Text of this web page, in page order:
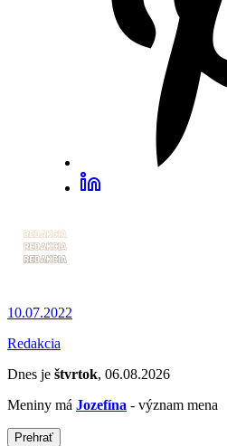
10.07.2022
Redakcia
Dnes je štvrtok, 06.08.2026
Meniny má Jozefína - význam mena
Prehrať